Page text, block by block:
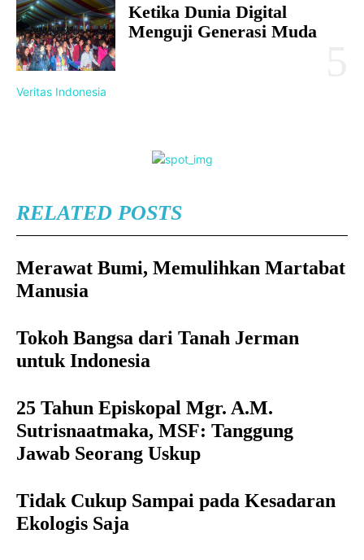
Ketika Dunia Digital
Menguji Generasi Muda
Veritas Indonesia
RELATED POSTS
Merawat Bumi, Memulihkan Martabat
Manusia
Tokoh Bangsa dari Tanah Jerman
untuk Indonesia
25 Tahun Episkopal Mgr. A.M.
Sutrisnaatmaka, MSF: Tanggung
Jawab Seorang Uskup
Tidak Cukup Sampai pada Kesadaran
Ekologis Saja